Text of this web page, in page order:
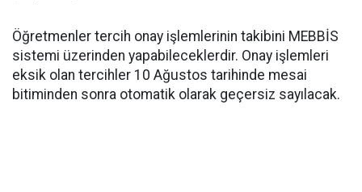
Öğretmenler tercih onay işlemlerinin takibini MEBBİS
sistemi üzerinden yapabileceklerdir. Onay işlemleri
eksik olan tercihler 10 Ağustos tarihinde mesai
bitiminden sonra otomatik olarak geçersiz sayılacak.